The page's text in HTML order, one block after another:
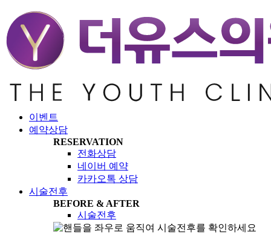
이벤트
예약상담
RESERVATION
전화상담
네이버 예약
카카오톡 상담
시술전후
BEFORE & AFTER
시술전후